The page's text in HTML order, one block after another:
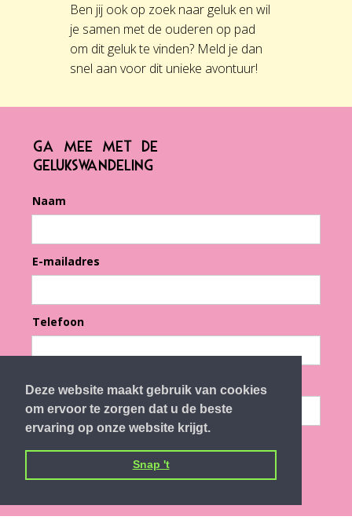
Deze website maakt gebruik van cookies
om ervoor te zorgen dat u de beste
ervaring op onze website krijgt.
Snap 't
Ben jij ook op zoek naar geluk en wil
je samen met de ouderen op pad
om dit geluk te vinden? Meld je dan
snel aan voor dit unieke avontuur!
GA MEE MET DE
GELUKSWANDELING
Naam
E-mailadres
Telefoon
Gelukswandeling